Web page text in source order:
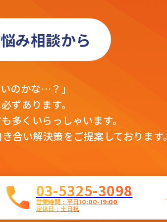
み相談から
のかな…？」
ずあります。
多くいらっしゃいます。
合い解決策をご提案しております。
03-5325-3098
営業時間：平日10:00-19:00
定休日：土日祝